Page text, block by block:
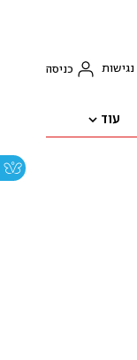
נגישות כניסה
עוד